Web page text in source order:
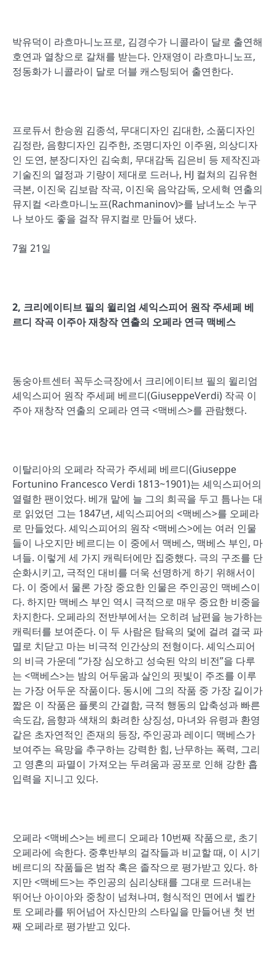
박유덕이 라흐마니노프로, 김경수가 니콜라이 달로 출연해
호연과 열창으로 갈채를 받는다. 안재영이 라흐마니노프,
정동화가 니콜라이 달로 더블 캐스팅되어 출연한다.
프로듀서 한승원 김종석, 무대디자인 김대한, 소품디자인
김정란, 음향디자인 김주한, 조명디자인 이주원, 의상디자
인 도연, 분장디자인 김숙희, 무대감독 김은비 등 제작진과
기술진의 열정과 기량이 제대로 드러나, HJ 컬쳐의 김유현
극본, 이진욱 김보람 작곡, 이진욱 음악감독, 오세혁 연출의
뮤지컬 <라흐마니노프(Rachmaninov)>를 남녀노소 누구
나 보아도 좋을 걸작 뮤지컬로 만들어 냈다.
7월 21일
2, 크리에이티브 필의 윌리엄 셰익스피어 원작 주세페 베
르디 작곡 이주아 재창작 연출의 오페라 연극 맥베스
동숭아트센터 꼭두소극장에서 크리에이티브 필의 윌리엄
셰익스피어 원작 주세페 베르디(GiuseppeVerdi) 작곡 이
주아 재창작 연출의 오페라 연극 <맥베스>를 관람했다.
이탈리아의 오페라 작곡가 주세페 베르디(Giuseppe
Fortunino Francesco Verdi 1813~1901)는 셰익스피어의
열렬한 팬이었다. 베개 맡에 늘 그의 희곡을 두고 틈나는 대
로 읽었던 그는 1847년, 셰익스피어의 <맥베스>를 오페라
로 만들었다. 셰익스피어의 원작 <맥베스>에는 여러 인물
들이 나오지만 베르디는 이 중에서 맥베스, 맥베스 부인, 마
녀들. 이렇게 세 가지 캐릭터에만 집중했다. 극의 구조를 단
순화시키고, 극적인 대비를 더욱 선명하게 하기 위해서이
다. 이 중에서 물론 가장 중요한 인물은 주인공인 맥베스이
다. 하지만 맥베스 부인 역시 극적으로 매우 중요한 비중을
차지한다. 오페라의 전반부에서는 오히려 남편을 능가하는
캐릭터를 보여준다. 이 두 사람은 탐욕의 덫에 걸려 결국 파
멸로 치닫고 마는 비극적 인간상의 전형이다. 셰익스피어
의 비극 가운데 “가장 심오하고 성숙된 악의 비전”을 다루
는 <맥베스>는 밤의 어두움과 살인의 핏빛이 주조를 이루
는 가장 어두운 작품이다. 동시에 그의 작품 중 가장 길이가
짧은 이 작품은 플롯의 간결함, 극적 행동의 압축성과 빠른
속도감, 음향과 색채의 화려한 상징성, 마녀와 유령과 환영
같은 초자연적인 존재의 등장, 주인공과 레이디 맥베스가
보여주는 욕망을 추구하는 강력한 힘, 난무하는 폭력, 그리
고 영혼의 파멸이 가져오는 두려움과 공포로 인해 강한 흡
입력을 지니고 있다.
오페라 <맥베스>는 베르디 오페라 10번째 작품으로, 초기
오페라에 속한다. 중후반부의 걸작들과 비교할 때, 이 시기
베르디의 작품들은 범작 혹은 졸작으로 평가받고 있다. 하
지만 <맥베드>는 주인공의 심리상태를 그대로 드러내는
뛰어난 아이아와 중창이 넘쳐나며, 형식적인 면에서 벨칸
토 오페라를 뛰어넘어 자신만의 스타일을 만들어낸 첫 번
째 오페라로 평가받고 있다.